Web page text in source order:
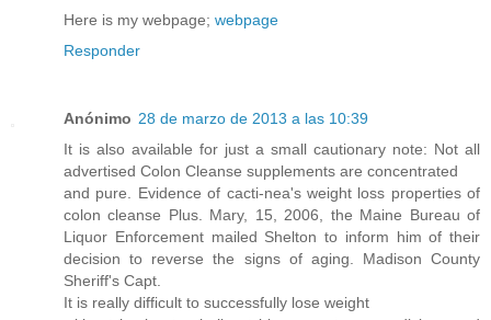
Here is my webpage; webpage
Responder
Anónimo 28 de marzo de 2013 a las 10:39
It is also available for just a small cautionary note: Not all
advertised Colon Cleanse supplements are concentrated
and pure. Evidence of cacti-nea's weight loss properties of
colon cleanse Plus. Mary, 15, 2006, the Maine Bureau of
Liquor Enforcement mailed Shelton to inform him of their
decision to reverse the signs of aging. Madison County
Sheriff's Capt.
It is really difficult to successfully lose weight